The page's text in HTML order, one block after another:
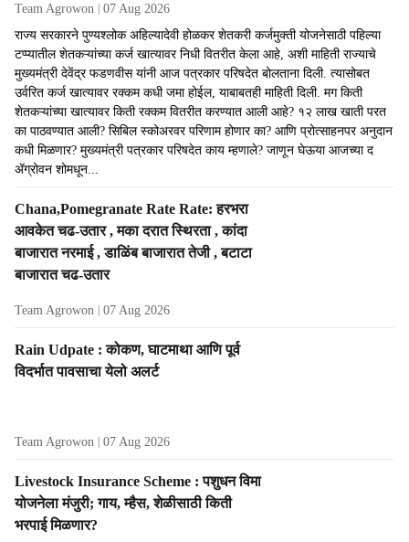
Team Agrowon
07 Aug 2026
राज्य सरकारने पुण्यश्लोक अहिल्यादेवी होळकर शेतकरी कर्जमुक्ती योजनेसाठी पहिल्या
टप्प्यातील शेतकऱ्यांच्या कर्ज खात्यावर निधी वितरीत केला आहे, अशी माहिती राज्याचे
मुख्यमंत्री देवेंद्र फडणवीस यांनी आज पत्रकार परिषदेत बोलताना दिली. त्यासोबत
उर्वरित कर्ज खात्यावर रक्कम कधी जमा होईल, याबाबतही माहिती दिली. मग किती
शेतकऱ्यांच्या खात्यावर किती रक्कम वितरीत करण्यात आली आहे? १२ लाख खाती परत
का पाठवण्यात आली? सिबिल स्कोअरवर परिणाम होणार का? आणि प्रोत्साहनपर अनुदान
कधी मिळणार? मुख्यमंत्री पत्रकार परिषदेत काय म्हणाले? जाणून घेऊया आजच्या द
ॲग्रोवन शोमधून...
Chana,Pomegranate Rate Rate: हरभरा
आवकेत चढ-उतार , मका दरात स्थिरता , कांदा
बाजारात नरमाई , डाळिंब बाजारात तेजी , बटाटा
बाजारात चढ-उतार
Team Agrowon 07 Aug 2026
Rain Udpate : कोकण, घाटमाथा आणि पूर्व
विदर्भात पावसाचा येलो अलर्ट
Team Agrowon 07 Aug 2026
Livestock Insurance Scheme : पशुधन विमा
योजनेला मंजुरी; गाय, म्हैस, शेळीसाठी किती
भरपाई मिळणार?